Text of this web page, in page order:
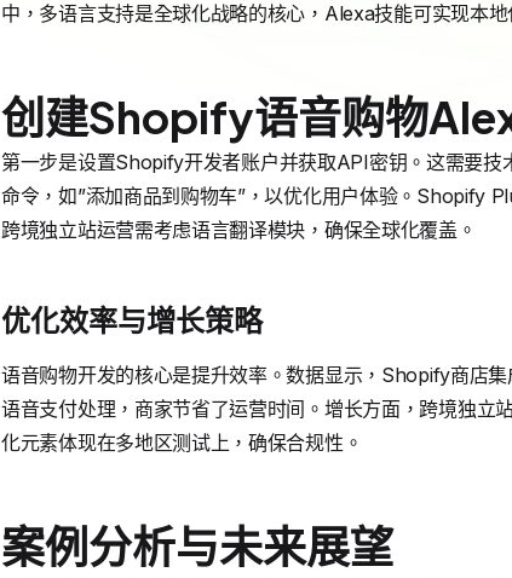
中，多语言支持是全球化战略的核心，Alexa技能可实现本地
创建Shopify语音购物
第一步是设置Shopify开发者账户并获取API密钥。这需要
命令，如”添加商品到购物车”，以优化用户体验。Shopify
跨境独立站运营需考虑语言翻译模块，确保全球化覆盖。
优化效率与增长策略
语音购物开发的核心是提升效率。数据显示，Shopify商店
语音支付处理，商家节省了运营时间。增长方面，跨境独立
化元素体现在多地区测试上，确保合规性。
案例分析与未来展望